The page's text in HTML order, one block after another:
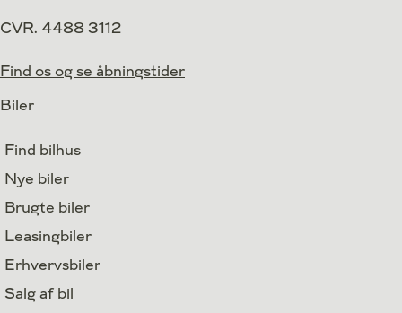
CVR. 4488 3112
Find os og se åbningstider
Biler
Find bilhus
Nye biler
Brugte biler
Leasingbiler
Erhvervsbiler
Salg af bil